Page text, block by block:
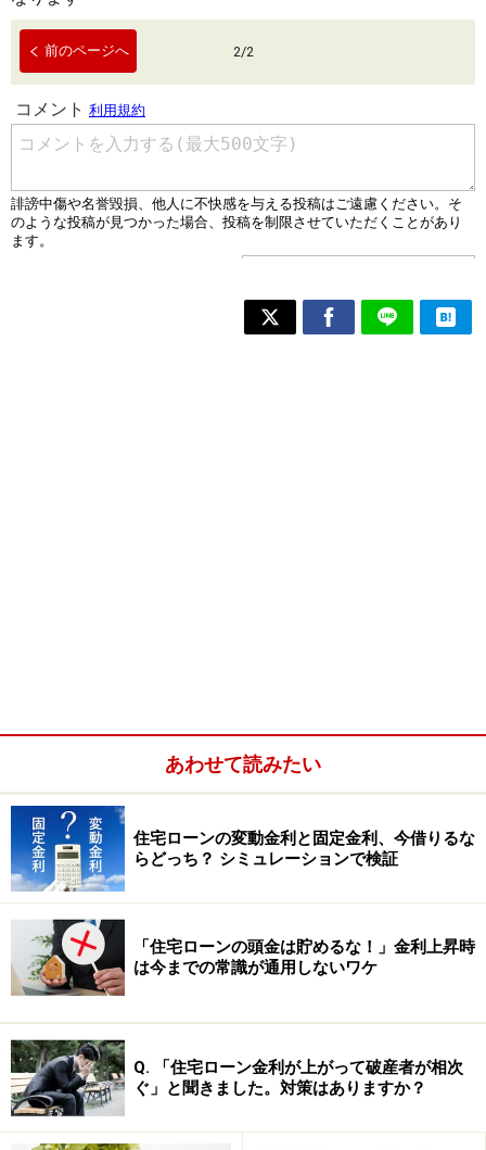
前のページへ 2/2
あわせて読みたい
住宅ローンの変動金利と固定金利、今借りるな
らどっち？ シミュレーションで検証
「住宅ローンの頭金は貯めるな！」金利上昇時
は今までの常識が通用しないワケ
Q. 「住宅ローン金利が上がって破産者が相次
ぐ」と聞きました。対策はありますか？